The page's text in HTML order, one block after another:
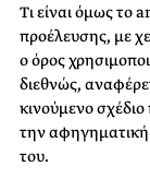
Τι είναι όμως το
προέλευσης, με
ο όρος
διεθνώς,
κινούμενο σχέδιο
την αφηγηματική
του.